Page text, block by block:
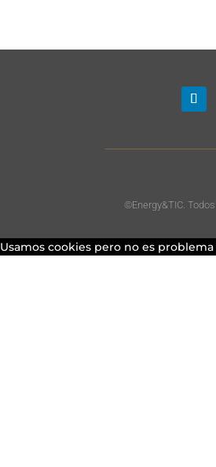
©Energy&TIC.
Usamos cookies pero no es